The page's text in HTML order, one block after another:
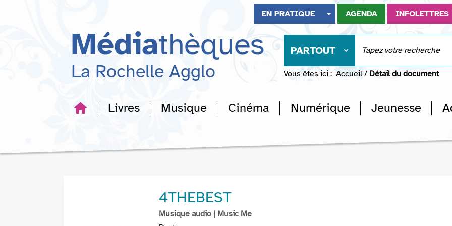
recherche
EN PRATIQUE AGENDA INFOLETTRES
Médiathèques
La Rochelle Agglo
PARTOUT
Vous êtes ici : Accueil / Détail du document
Livres Musique Cinéma Numérique Jeunesse
4THEBEST
Musique audio | Music Me